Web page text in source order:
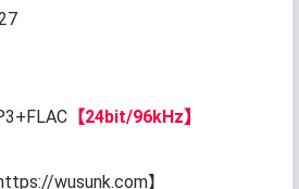
【24bit/96kHz】
https://wusunk.com】